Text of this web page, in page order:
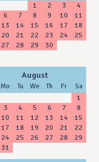
1 2 3
4
6 7 8 9 10
11
13 14 15 16 17
18
20 21 22 23 24
25
27 28 29 30
August
Mo Tu We Th Fr Sa
1
3 4 5 6 7
8
10 11 12 13 14
15
17 18 19 20 21
22
24 25 26 27 28
29
31